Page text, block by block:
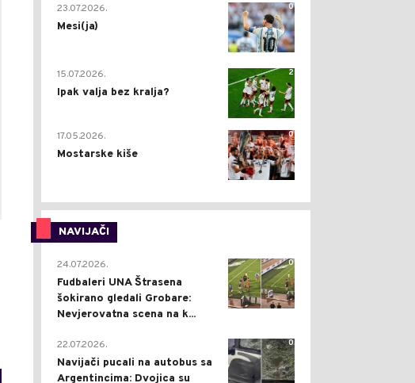
0
23.07.2026.
Mesi(ja)
2
15.07.2026.
Ipak valja bez kralja?
0
17.05.2026.
Mostarske kiše
NAVIJAČI
0
24.07.2026.
Fudbaleri UNA Štrasena
šokirano gledali Grobare:
Nevjerovatna scena na k...
0
22.07.2026.
Navijači pucali na autobus sa
Argentincima: Dvojica su